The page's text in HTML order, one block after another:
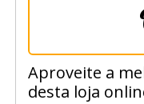
Aproveite a
desta loja